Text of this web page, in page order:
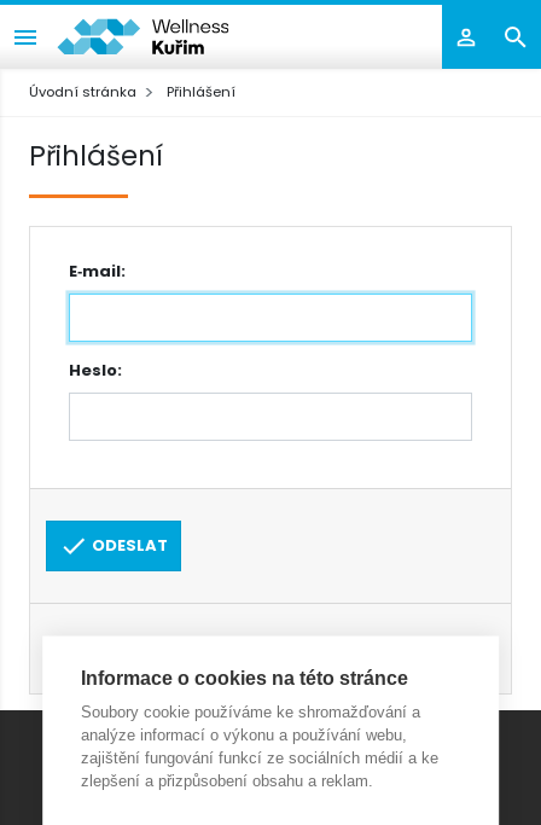
Úvodní stránka Přihlášení
Přihlášení
E‑mail:
Heslo:
ODESLAT
KONTAKT AQUAPARK
Informace o cookies na této stránce
Soubory cookie používáme ke shromažďování a
analýze informací o výkonu a používání webu,
zajištění fungování funkcí ze sociálních médií a ke
zlepšení a přizpůsobení obsahu a reklam.